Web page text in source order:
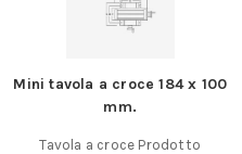
Mini tavola a croce 184 x 100
mm.
Tavola a croce Prodotto